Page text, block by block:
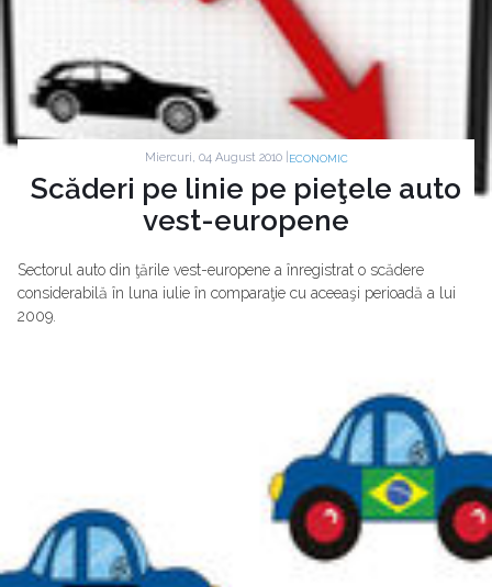
Miercuri, 04 August 2010 | ECONOMIC
Scăderi pe linie pe pieţele auto
vest-europene
Sectorul auto din ţările vest-europene a înregistrat o scădere
considerabilă în luna iulie în comparaţie cu aceeaşi perioadă a lui
2009.